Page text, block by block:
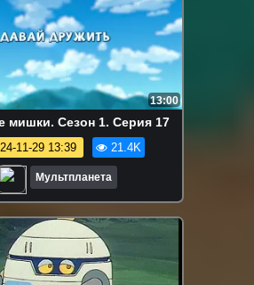
13:00
мишки. Сезон 1. Серия 17
11-29 13:39 21.4K
Мультпланета